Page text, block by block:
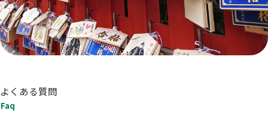
よくある質問
Faq